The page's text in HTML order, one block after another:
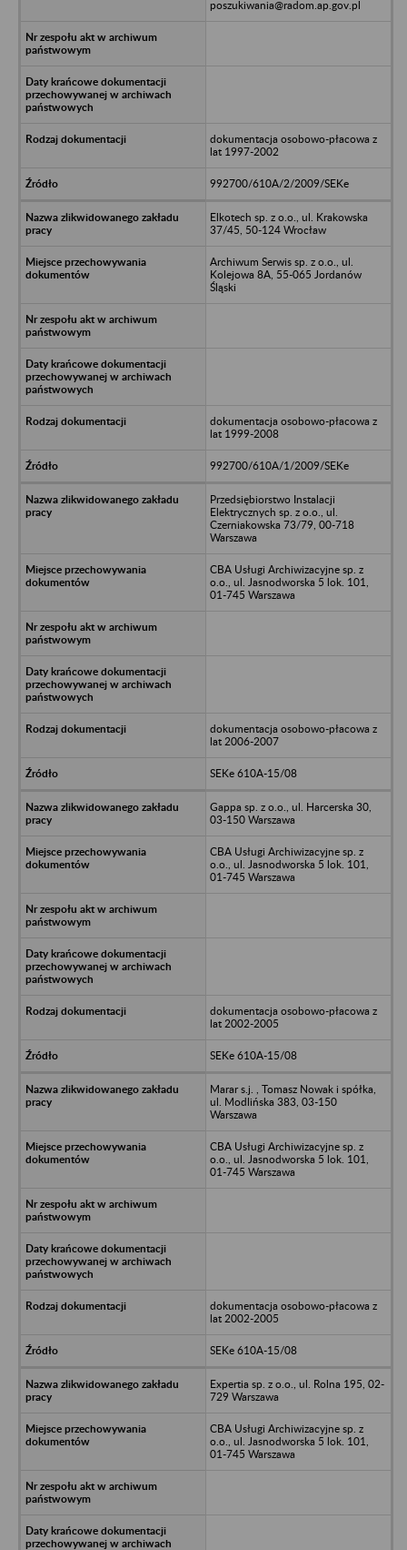
poszukiwania@radom.ap.gov.pl
dokumentacja osobowo-płacowa z
lat 1997-2002
992700/610A/2/2009/SEKe
Elkotech sp. z o.o., ul. Krakowska
37/45, 50-124 Wrocław
Archiwum Serwis sp. z o.o., ul.
Kolejowa 8A, 55-065 Jordanów
Śląski
dokumentacja osobowo-płacowa z
lat 1999-2008
992700/610A/1/2009/SEKe
Przedsiębiorstwo Instalacji
Elektrycznych sp. z o.o., ul.
Czerniakowska 73/79, 00-718
Warszawa
CBA Usługi Archiwizacyjne sp. z
o.o., ul. Jasnodworska 5 lok. 101,
01-745 Warszawa
dokumentacja osobowo-płacowa z
lat 2006-2007
SEKe 610A-15/08
Gappa sp. z o.o., ul. Harcerska 30,
03-150 Warszawa
CBA Usługi Archiwizacyjne sp. z
o.o., ul. Jasnodworska 5 lok. 101,
01-745 Warszawa
dokumentacja osobowo-płacowa z
lat 2002-2005
SEKe 610A-15/08
Marar s.j. , Tomasz Nowak i spółka,
ul. Modlińska 383, 03-150
Warszawa
CBA Usługi Archiwizacyjne sp. z
o.o., ul. Jasnodworska 5 lok. 101,
01-745 Warszawa
dokumentacja osobowo-płacowa z
lat 2002-2005
SEKe 610A-15/08
Expertia sp. z o.o., ul. Rolna 195, 02-
729 Warszawa
CBA Usługi Archiwizacyjne sp. z
o.o., ul. Jasnodworska 5 lok. 101,
01-745 Warszawa